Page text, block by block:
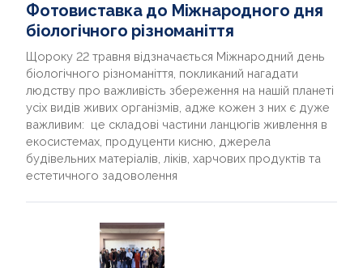
Фотовиставка до Міжнародного дня
біологічного різноманіття
Щороку 22 травня відзначається Міжнародний день
біологічного різноманіття, покликаний нагадати
людству про важливість збереження на нашій планеті
усіх видів живих організмів, адже кожен з них є дуже
важливим: це складові частини ланцюгів живлення в
екосистемах, продуценти кисню, джерела
будівельних матеріалів, ліків, харчових продуктів та
естетичного задоволення